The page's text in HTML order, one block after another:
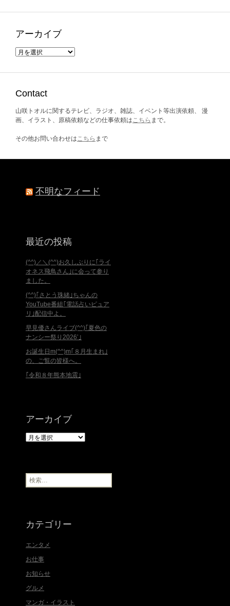
アーカイブ
ア
ブ
Contact
山咲トオルに関するテレビ、ラジオ、雑誌、イベント等出演依頼、 漫
画、イラスト、原稿依頼などの仕事依頼はこちら まで。
その他お問い合わせはこちら まで
不明なフィード
最近の投稿
(^^)／＼(^^)お久しぶりに｢ライ
オネス飛鳥さん｣に会って参り
ました。
(^^)｢さとう珠緒｣ちゃんの
YouTube番組｢電話占いピュア
リ｣配信中よ。
早見優さんライブ(^^)｢夏色の
ナンシー祭り2026’｣
お誕生日m(^^)m｢８月生まれ｣
の、ご覧の皆様へ。
｢令和８年熊本地震｣
アーカイブ
ア
ブ
検
索
カテゴリー
エンタメ
お仕事
お知らせ
グルメ
マンガ・イラスト